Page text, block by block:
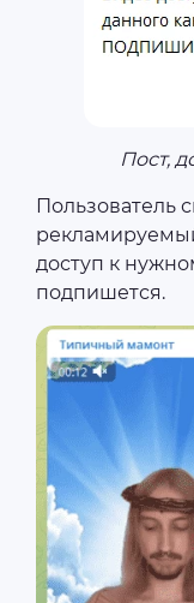
Пост,
Пользователь
доступ к
подпишется.